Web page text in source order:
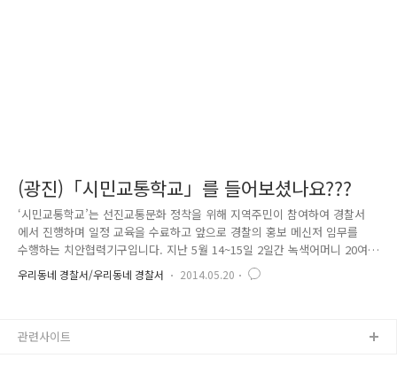
(광진)「시민교통학교」를 들어보셨나요???
‘시민교통학교’는 선진교통문화 정착을 위해 지역주민이 참여하여 경찰서
에서 진행하며 일정 교육을 수료하고 앞으로 경찰의 홍보 메신저 임무를
수행하는 치안협력기구입니다. 지난 5월 14~15일 2일간 녹색어머니 20여
명을 대상으로 선진교통문화 정착을 위해 시민이 주체가 되어 교통문화를
개선하고 지역주민과 청소년들이 직접 교통 감시자가 되어 선도그룹을 형
니다. 첫 수업은 교통민원실 손애경 경사의 운전면허 행정처분 중 범칙스
우리동네 경찰서/우리동네 경찰서 2014.05.20
관련사이트